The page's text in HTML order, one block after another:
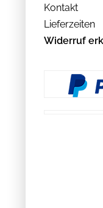
Kontakt
Lieferzeiten
Widerruf